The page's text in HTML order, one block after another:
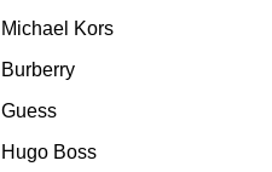
Michael Kors
Burberry
Guess
Hugo Boss